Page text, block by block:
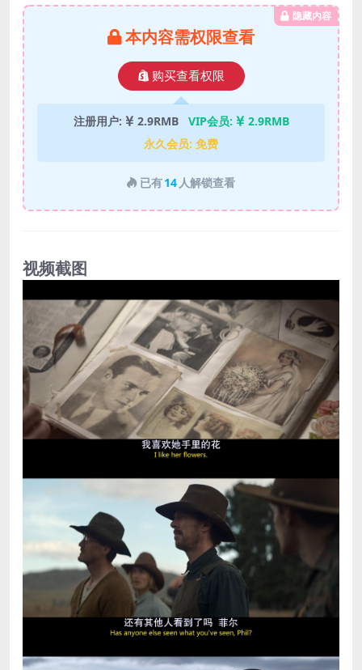
隐藏内容
本内容需权限查看
购买查看权限
注册用户: 2.9RMB VIP会员:
2.9RMB
永久会员: 免费
已有14 人解锁查看
视频截图